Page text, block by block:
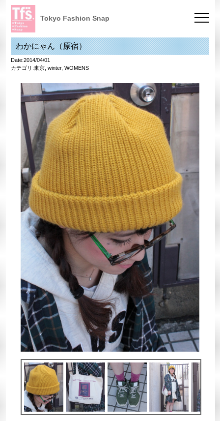
Tokyo Fashion Snap
わかにゃん（原宿）
Date:2014/04/01
カテゴリ:東京, winter, WOMENS